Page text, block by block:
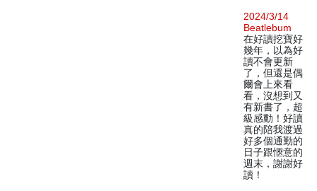
2024/3/14
Beatlebum
在好讀挖寶好
幾年，以為好
讀不會更新
了，但還是偶
爾會上來看
看，沒想到又
有新書了，超
級感動！好讀
真的陪我渡過
好多個通勤的
日子跟愜意的
週末，謝謝好
讀！